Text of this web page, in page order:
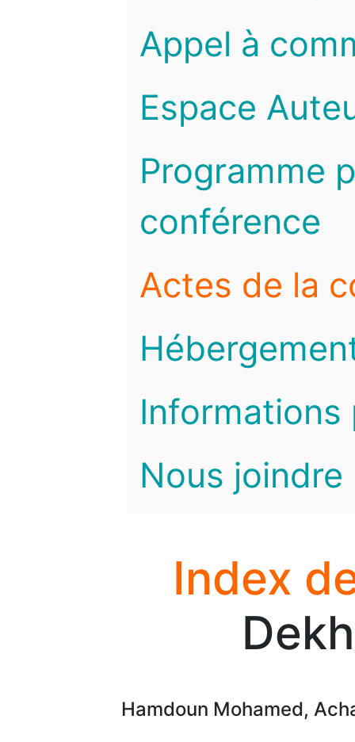
Appel à
Espace
Programme
conférence
Actes de la
Informations
Nous joindre
Index
Hamdoun Mohamed,